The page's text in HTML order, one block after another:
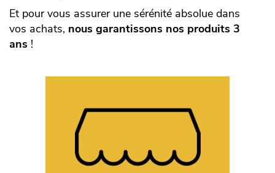
Et pour vous assurer une sérénité absolue dans
vos achats, nous garantissons nos produits 3
ans !